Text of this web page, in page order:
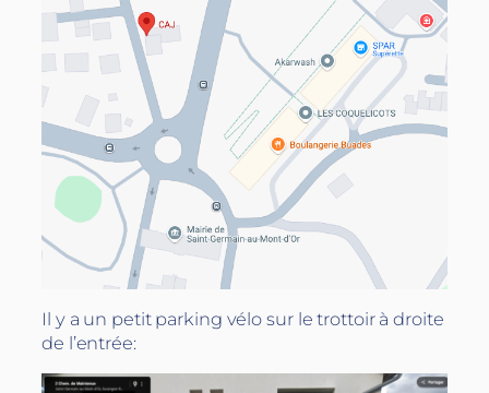
Il y a un petit parking vélo sur le trottoir à droite
de l’entrée: